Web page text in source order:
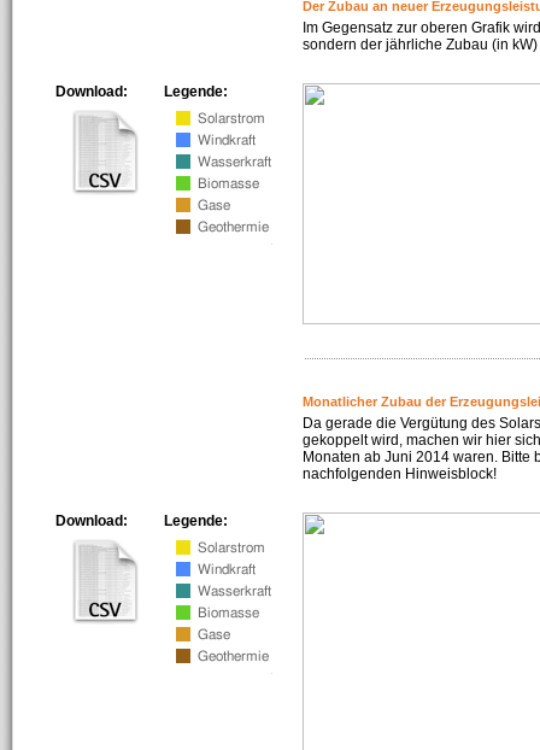
Der Zubau an neuer
Im Gegensatz zur oberen Grafik
sondern der jährliche Zubau (in
Legende:
Download:
Monatlicher Zubau der
Da gerade die Vergütung des
gekoppelt wird, machen wir hier
Monaten ab Juni 2014 waren. Bitte
nachfolgenden Hinweisblock!
Legende:
Download: